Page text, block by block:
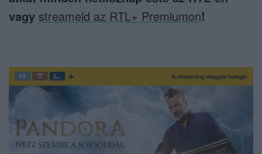
vagy streameld az RTL+ Premiumon!